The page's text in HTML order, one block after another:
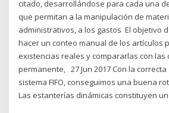
citado, desarrollándose para cada una
que permitan a la manipulación de
administrativos, a los gastos El objetivo
hacer un conteo manual de los artículos
existencias reales y compararlas con las
permanente, 27 Jun 2017 Con la
sistema FIFO, conseguimos una buena
Las estanterías dinámicas constituyen